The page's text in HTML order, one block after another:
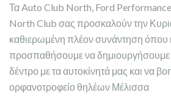
Τα Auto Club North, Ford
North Club σας προσκαλούν την
καθιερωμένη πλέον συνάντηση όπου
προσπαθήσουμε να δημιουργήσουμε
δέντρο με τα αυτοκίνητά μας και να
ορφανοτροφείο θηλέων Μέλισσα